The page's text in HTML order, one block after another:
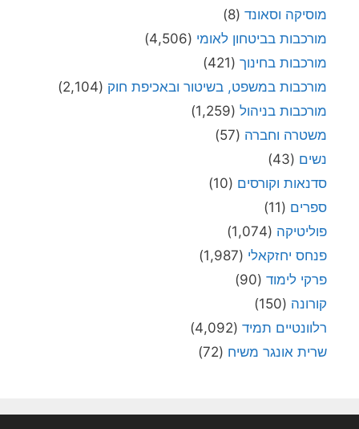
מוסיקה וסאונד (8)
מורכבות בביטחון לאומי (4,506)
מורכבות בחינוך (421)
מורכבות במשפט, בשיטור ובאכיפת חוק (2,104)
מורכבות בניהול (1,259)
משטרה וחברה (57)
נשים (43)
סדנאות וקורסים (10)
ספרים (11)
פוליטיקה (1,074)
פנחס יחזקאלי (1,987)
פרקי לימוד (90)
קורונה (150)
רלוונטיים תמיד (4,092)
שרית אונגר משיח (72)